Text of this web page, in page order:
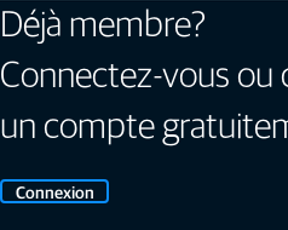
Déjà membre?
Connectez-vous ou
un compte
Connexion